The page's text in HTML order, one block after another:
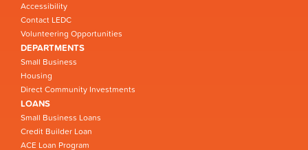
Accessibility
Contact LEDC
Volunteering Opportunities
DEPARTMENTS
Small Business
Housing
Direct Community Investments
LOANS
Small Business Loans
Credit Builder Loan
ACE Loan Program